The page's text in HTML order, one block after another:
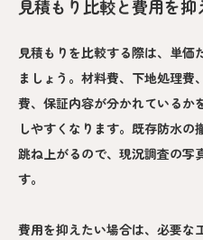
見積もり比較と費用を
見積もりを比較する際は、単価
ましょう。材料費、下地処理
費、保証内容が分かれているか
しやすくなります。既存防水
跳ね上がるので、現況調査の写
す。
費用を抑えたい場合は、必要な